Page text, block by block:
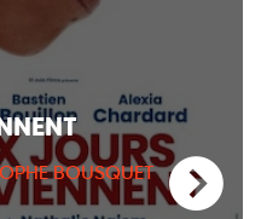
BOUSQUET